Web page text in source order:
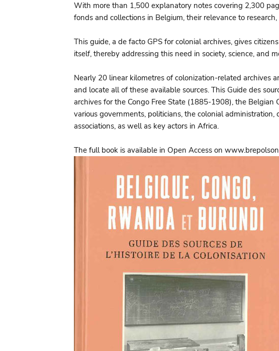
With more than 1,500 explanatory notes covering 2,300
fonds and collections in Belgium, their relevance to
This guide, a de facto GPS for colonial archives, gives
itself, thereby addressing this need in society, science, and
Nearly 20 linear kilometres of colonization-related archives
and locate all of these available sources. This Guide des
archives for the Congo Free State (1885-1908), the
various governments, politicians, the colonial
associations, as well as key actors in Africa.
The full book is available in Open Access on